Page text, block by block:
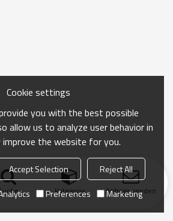
Kategorie Anfrage senden
Cookie settings
you with the best possible
allow us to analyze user behavior in
the website for you.
Accept Selection
Reject All
Preferences Marketing